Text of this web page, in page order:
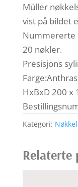
Müller
vist på bildet
Nummererte
20 nøkler.
Presisjons
HxBxD 200 x
Kategori: